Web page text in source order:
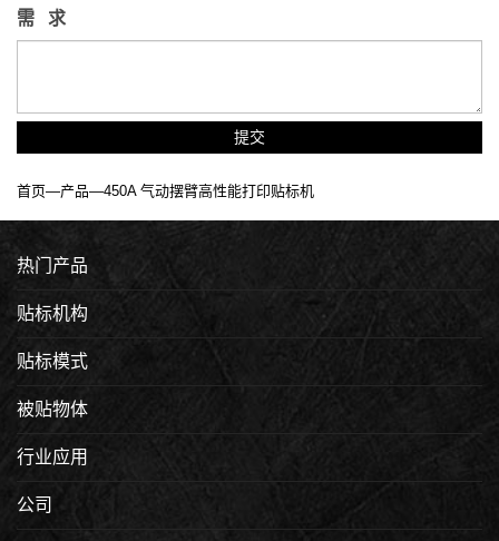
需 求
提交
首页—产品—450A 气动摆臂高性能打印贴标机
热门产品
贴标机构
贴标模式
被贴物体
行业应用
公司